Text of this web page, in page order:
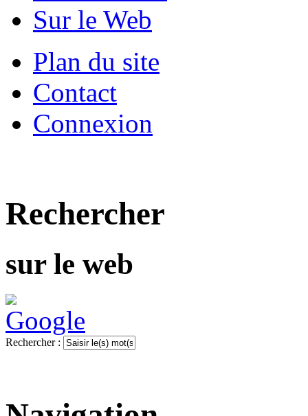
Sur le Web
Plan du site
Contact
Connexion
Rechercher
sur le web
Rechercher :